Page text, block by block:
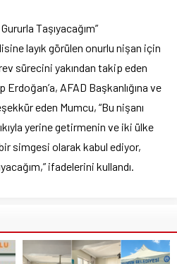
Taşıyacağım”
layık görülen onurlu nişan için
sürecini yakından takip eden
AFAD Başkanlığına ve
eden Mumcu, “Bu nişanı
yerine getirmenin ve iki ülke
simgesi olarak kabul ediyor,
ifadelerini kullandı.